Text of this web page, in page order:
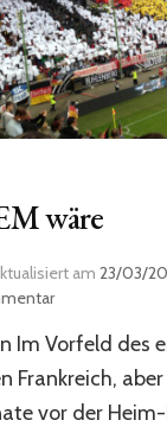
wäre
am 23/03/
zu
heute
EM
Im Vorfeld des
Frankreich,
vor der